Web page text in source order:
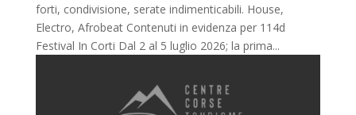
forti, condivisione, serate indimenticabili. House,
Electro, Afrobeat Contenuti in evidenza per 114d
Festival In Corti Dal 2 al 5 luglio 2026; la prima...